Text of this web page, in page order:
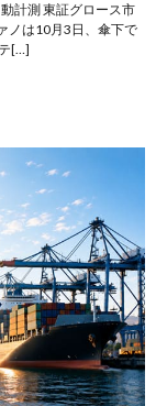
計測 東証グロース市
ノは10月3日、傘下で
[…]